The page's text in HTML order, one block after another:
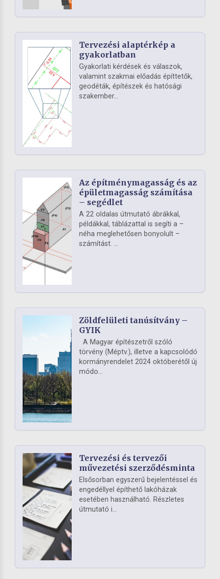
Tervezési alaptérkép a
gyakorlatban
Gyakorlati kérdések és válaszok,
valamint szakmai előadás építtetők,
geodéták, építészek és hatósági
szakember...
Az építménymagasság és az
épületmagasság számítása
– segédlet
A 22 oldalas útmutató ábrákkal,
példákkal, táblázattal is segíti a –
néha meglehetősen bonyolult –
számítást. ...
Zöldfelületi tanúsítvány –
GYIK
A Magyar építészetről szóló
törvény (Méptv.), illetve a kapcsolódó
kormányrendelet 2024 októberétől új
módo...
Tervezési és tervezői
művezetési szerződésminta
Elsősorban egyszerű bejelentéssel és
engedéllyel építhető lakóházak
esetében használható. Részletes
útmutató i...